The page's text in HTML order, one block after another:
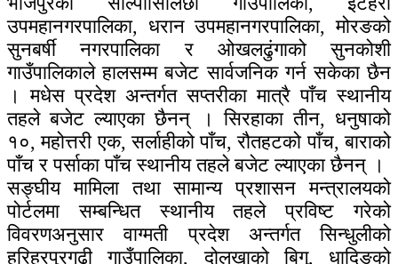
उपमहानगरपालिका, धरान उपमहानगरपालिका, मोरङको
सुनबर्षी नगरपालिका र ओखलढुंगाको सुनकोशी
गाउँपालिकाले हालसम्म बजेट सार्वजनिक गर्न सकेका छैन
। मधेस प्रदेश अन्तर्गत सप्तरीका मात्रै पाँच स्थानीय
तहले बजेट ल्याएका छैनन् । सिरहाका तीन, धनुषाको
१०, महोत्तरी एक, सर्लाहीको पाँच, रौतहटको पाँच, बाराको
पाँच र पर्साका पाँच स्थानीय तहले बजेट ल्याएका छैनन् ।
सङ्घीय मामिला तथा सामान्य प्रशासन मन्त्रालयको
पोर्टलमा सम्बन्धित स्थानीय तहले प्रविष्ट गरेको
विवरणअनुसार वाग्मती प्रदेश अन्तर्गत सिन्धुलीको
हरिहरपुरगढी गाउँपालिका, दोलखाको बिगु, धादिङको